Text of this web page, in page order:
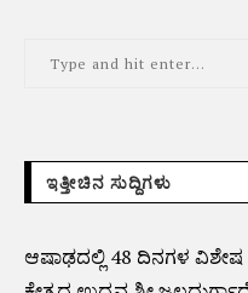
ಇತ್ತೀಚಿನ ಸುದ್ದಿಗಳು
ಆಷಾಢದಲ್ಲಿ 48 ದಿನಗಳ